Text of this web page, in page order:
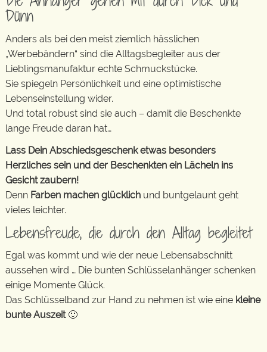
Dünn
Anders als bei den meist ziemlich hässlichen
„Werbebändern“ sind die Alltagsbegleiter aus der
Lieblingsmanufaktur echte Schmuckstücke.
Sie spiegeln Persönlichkeit und eine optimistische
Lebenseinstellung wider.
Und total robust sind sie auch – damit die Beschenkte
lange Freude daran hat…
Lass Dein Abschiedsgeschenk etwas besonders
Herzliches sein und der Beschenkten ein Lächeln ins
Gesicht zaubern!
Denn Farben machen glücklich und buntgelaunt geht
vieles leichter.
Lebensfreude, die durch den Alltag begleitet
Egal was kommt und wie der neue Lebensabschnitt
aussehen wird … Die bunten Schlüsselanhänger schenken
einige Momente Glück.
Das Schlüsselband zur Hand zu nehmen ist wie eine kleine
bunte Auszeit🙂